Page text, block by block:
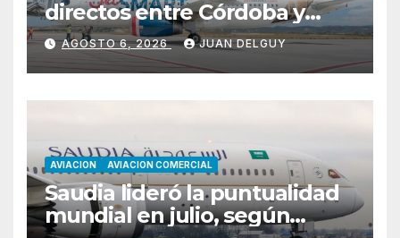
directos entre Córdoba y
Florianópolis
AGOSTO 6, 2026 JUAN DELGUY
AVIACION AVIACION COMERCIAL
Saudia lideró la puntualidad
mundial en julio, según